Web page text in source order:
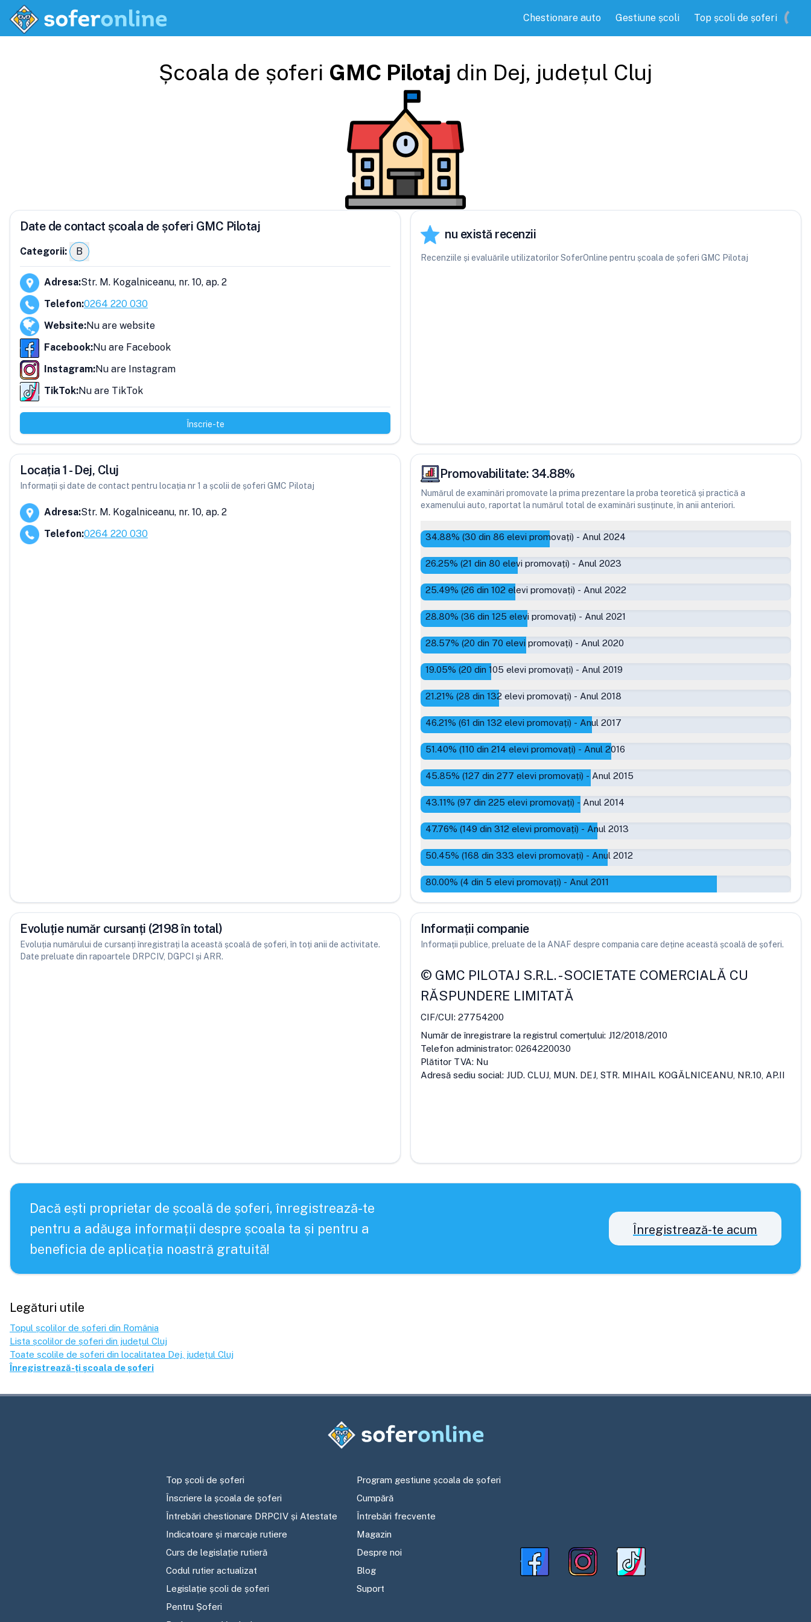
Chestionare auto Gestiune școli Top școli de șoferi
Școala de șoferi GMC Pilotaj din Dej, județul Cluj
Date de contact școala de șoferi GMC Pilotaj
Categorii: B
Adresa:Str. M. Kogalniceanu, nr. 10, ap. 2
Telefon:0264 220 030
Website:Nu are website
Facebook:Nu are Facebook
Instagram:Nu are Instagram
TikTok:Nu are TikTok
Înscrie-te
nu există recenzii
Recenziile și evaluările utilizatorilor SoferOnline pentru școala de șoferi GMC Pilotaj
Locația 1 - Dej, Cluj
Informații și date de contact pentru locația nr 1 a școlii de șoferi GMC Pilotaj
Adresa:Str. M. Kogalniceanu, nr. 10, ap. 2
Telefon:0264 220 030
Promovabilitate: 34.88%
Numărul de examinări promovate la prima prezentare la proba teoretică și practică a
examenului auto, raportat la numărul total de examinări susținute, în anii anteriori.
34.88% (30 din 86 elevi promovați) - Anul 2024
26.25% (21 din 80 elevi promovați) - Anul 2023
25.49% (26 din 102 elevi promovați) - Anul 2022
28.80% (36 din 125 elevi promovați) - Anul 2021
28.57% (20 din 70 elevi promovați) - Anul 2020
19.05% (20 din 105 elevi promovați) - Anul 2019
21.21% (28 din 132 elevi promovați) - Anul 2018
46.21% (61 din 132 elevi promovați) - Anul 2017
51.40% (110 din 214 elevi promovați) - Anul 2016
45.85% (127 din 277 elevi promovați) - Anul 2015
43.11% (97 din 225 elevi promovați) - Anul 2014
47.76% (149 din 312 elevi promovați) - Anul 2013
50.45% (168 din 333 elevi promovați) - Anul 2012
80.00% (4 din 5 elevi promovați) - Anul 2011
Evoluție număr cursanți (2198 în total)
Evoluția numărului de cursanți înregistrați la această școală de șoferi, în toți anii de activitate.
Date preluate din rapoartele DRPCIV, DGPCI și ARR.
Informații companie
Informații publice, preluate de la ANAF despre compania care deține această școală de șoferi.
© GMC PILOTAJ S.R.L.-SOCIETATE COMERCIALĂ CU
RĂSPUNDERE LIMITATĂ
CIF/CUI: 27754200
Număr de înregistrare la registrul comerțului: J12/2018/2010
Telefon administrator: 0264220030
Plătitor TVA: Nu
Adresă sediu social: JUD. CLUJ, MUN. DEJ, STR. MIHAIL KOGĂLNICEANU, NR.10, AP.II
Dacă ești proprietar de școală de șoferi, înregistrează-te
pentru a adăuga informații despre școala ta și pentru a
beneficia de aplicația noastră gratuită!
Înregistrează-te acum
Legături utile
Topul școlilor de șoferi din România
Lista școlilor de șoferi din județul Cluj
Toate școlile de șoferi din localitatea Dej , județul Cluj
Înregistrează-ți școala de șoferi
Top școli de șoferi
Înscriere la școala de șoferi
Întrebări chestionare DRPCIV și Atestate
Indicatoare și marcaje rutiere
Curs de legislație rutieră
Codul rutier actualizat
Legislație școli de șoferi
Pentru Șoferi
Program gestiune școala de șoferi
Cumpără
Întrebări frecvente
Magazin
Despre noi
Blog
Suport